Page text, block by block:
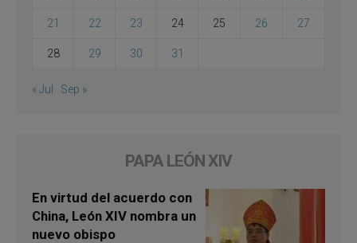
21 22 23 24 25 26 27
28 29 30 31
« Jul Sep »
PAPA LEÓN XIV
En virtud del acuerdo con
China, León XIV nombra un
nuevo obispo